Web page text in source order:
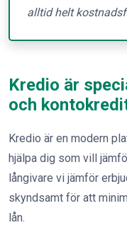
alltid helt
Kredio är
och
Kredio är en modern
hjälpa dig som vill
långivare vi jämför
skyndsamt för att
lån.